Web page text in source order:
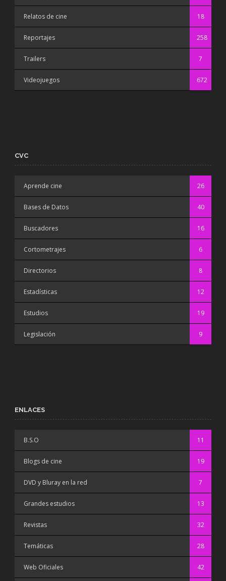
Relatos de cine 18
Reportajes 258
Trailers 7
Videojuegos 672
CVC
Aprende cine 26
Bases de Datos 40
Buscadores 16
Cortometrajes 6
Directorios 8
Estadísticas 12
Estudios 19
Legislación 9
ENLACES
B.S.O 11
Blogs de cine 19
DVD y Bluray en la red 7
Grandes estudios 13
Revistas 32
Temáticas 28
Web Oficiales 42